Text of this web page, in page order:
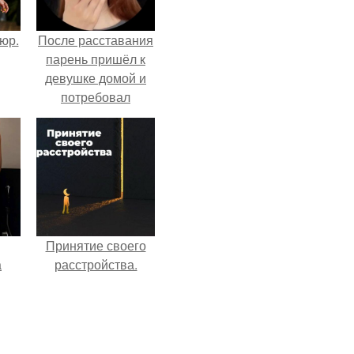
После расставания
парень пришёл к
девушке домой и
потребовал
вернуть всё, что
когда-либо ей
дарил.
Принятие своего
расстройства.